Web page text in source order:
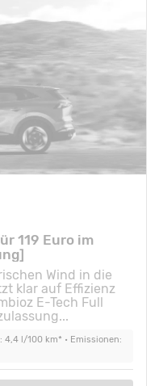
119 Euro im
Wind in die
klar auf Effizienz
E-Tech Full
4,4 l/100 km* • Emissionen: